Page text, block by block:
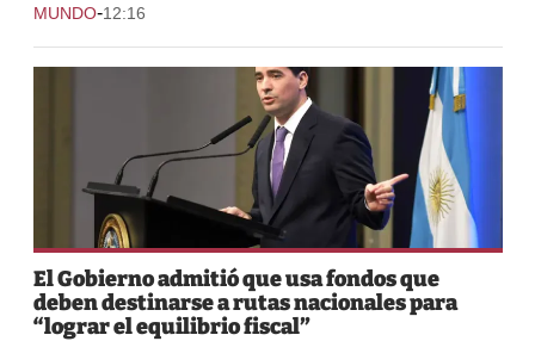
MUNDO-12:16
El Gobierno admitió que usa fondos que
deben destinarse a rutas nacionales para
“lograr el equilibrio fiscal”